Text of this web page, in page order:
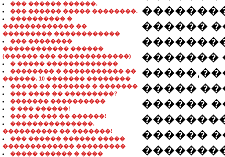
��� ������ ������.
��� ������ ����� ��������.
���������� �
������������� ��
��������� ������������
��� ��������
������������ ������
(������ ��� �������������)
� ����� �������������
�������� � ����������� ��
������. 10 ������� ��������
����� �� ������� � �������
��� ���� �� ���������?
������� ����������
� ��� ������!
��� �� ��� �� ������!
���������������.
���������� �� �������!
��� ������ ������ �����
������������� ���������
����� ������ � ����
������
�������
�����
������
������